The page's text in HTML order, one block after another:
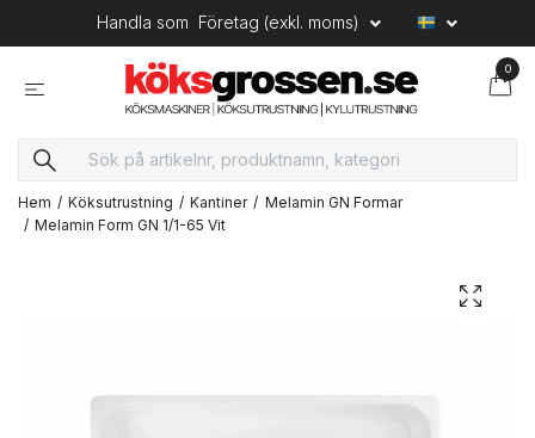
Handla som Företag (exkl. moms)
0
Hem Köksutrustning Kantiner
Melamin GN Formar
Melamin Form GN 1/1-65 Vit